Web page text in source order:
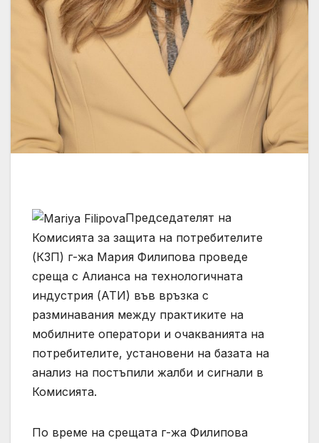
Председателят на
Комисията за защита на потребителите
(КЗП) г-жа Мария Филипова проведе
среща с Алиансa на технологичната
индустрия (АТИ) във връзка с
разминавания между практиките на
мобилните оператори и очакванията на
потребителите, установени на базата на
анализ на постъпили жалби и сигнали в
Комисията.
По време на срещата г-жа Филипова